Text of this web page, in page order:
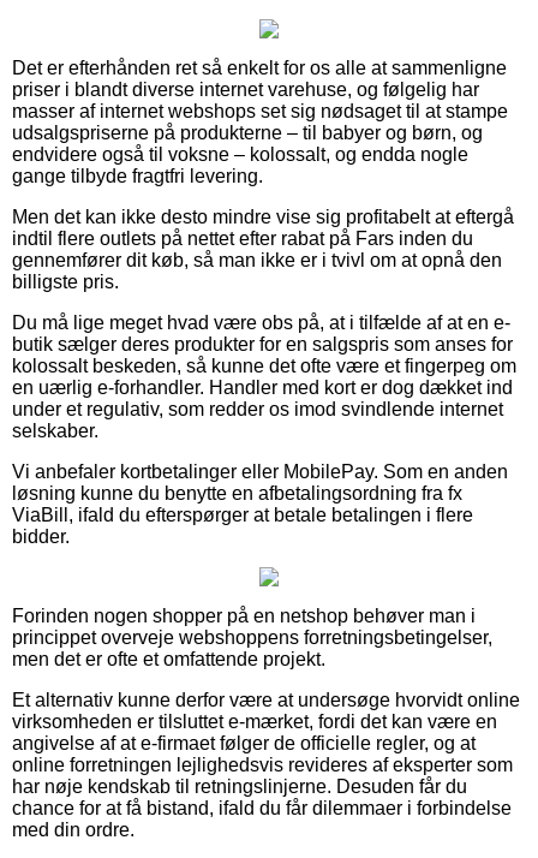
Det er efterhånden ret så enkelt for os alle at sammenligne
priser i blandt diverse internet varehuse, og følgelig har
masser af internet webshops set sig nødsaget til at stampe
udsalgspriserne på produkterne – til babyer og børn, og
endvidere også til voksne – kolossalt, og endda nogle
gange tilbyde fragtfri levering.
Men det kan ikke desto mindre vise sig profitabelt at eftergå
indtil flere outlets på nettet efter rabat på Fars inden du
gennemfører dit køb, så man ikke er i tvivl om at opnå den
billigste pris.
Du må lige meget hvad være obs på, at i tilfælde af at en e-
butik sælger deres produkter for en salgspris som anses for
kolossalt beskeden, så kunne det ofte være et fingerpeg om
en uærlig e-forhandler. Handler med kort er dog dækket ind
under et regulativ, som redder os imod svindlende internet
selskaber.
Vi anbefaler kortbetalinger eller MobilePay. Som en anden
løsning kunne du benytte en afbetalingsordning fra fx
ViaBill, ifald du efterspørger at betale betalingen i flere
bidder.
Forinden nogen shopper på en netshop behøver man i
princippet overveje webshoppens forretningsbetingelser,
men det er ofte et omfattende projekt.
Et alternativ kunne derfor være at undersøge hvorvidt online
virksomheden er tilsluttet e-mærket, fordi det kan være en
angivelse af at e-firmaet følger de officielle regler, og at
online forretningen lejlighedsvis revideres af eksperter som
har nøje kendskab til retningslinjerne. Desuden får du
chance for at få bistand, ifald du får dilemmaer i forbindelse
med din ordre.